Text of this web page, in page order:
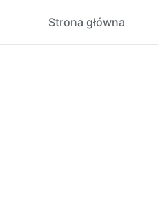
Strona główna